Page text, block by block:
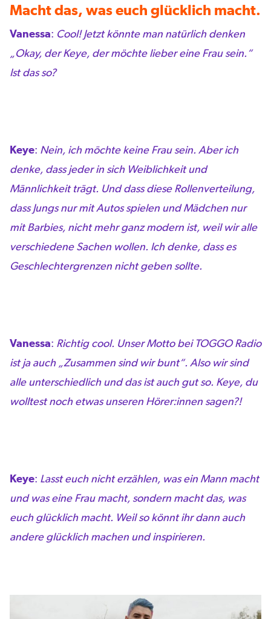
Macht das, was euch glücklich macht.
Vanessa: Cool! Jetzt könnte man natürlich denken
„Okay, der Keye, der möchte lieber eine Frau sein.“
Ist das so?
Keye: Nein, ich möchte keine Frau sein. Aber ich
denke, dass jeder in sich Weiblichkeit und
Männlichkeit trägt. Und dass diese Rollenverteilung,
dass Jungs nur mit Autos spielen und Mädchen nur
mit Barbies, nicht mehr ganz modern ist, weil wir alle
verschiedene Sachen wollen. Ich denke, dass es
Geschlechtergrenzen nicht geben sollte.
Vanessa: Richtig cool. Unser Motto bei TOGGO Radio
ist ja auch „Zusammen sind wir bunt“. Also wir sind
alle unterschiedlich und das ist auch gut so. Keye, du
wolltest noch etwas unseren Hörer:innen sagen?!
Keye: Lasst euch nicht erzählen, was ein Mann macht
und was eine Frau macht, sondern macht das, was
euch glücklich macht. Weil so könnt ihr dann auch
andere glücklich machen und inspirieren.